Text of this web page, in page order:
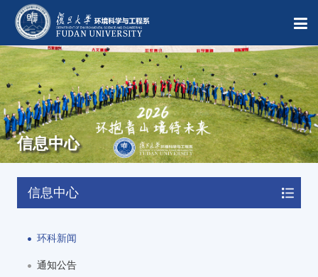
信息中心
信息中心
环科新闻
通知公告